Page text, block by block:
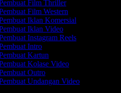
Film Thriller
Film Western
Iklan Komersial
Iklan Video
Instagram Reels
Intro
Kartun
Kolase Video
Outro
Undangan Video